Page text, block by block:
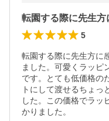
5
転園する際に先生方に
ました。可愛くラッピ
です。とても低価格の
トにして渡せるちょっ
した。この価格でラッ
かりました。